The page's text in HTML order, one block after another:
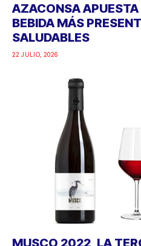
AZACONSA
BEBIDA MÁS
SALUDABLES
22 JULIO, 2026